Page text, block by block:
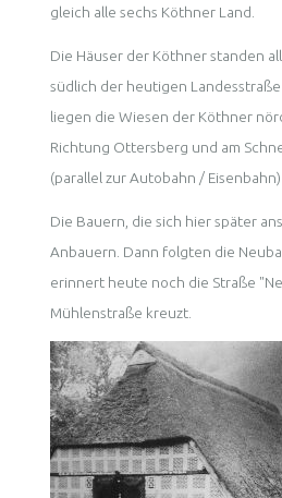
gleich alle sechs Köthner Land.
Die Häuser der Köthner standen
südlich der heutigen
liegen die Wiesen der Köthner
Richtung Ottersberg und am
(parallel zur Autobahn /
Die Bauern, die sich hier später
Anbauern. Dann folgten die
erinnert heute noch die Straße
Mühlenstraße kreuzt.